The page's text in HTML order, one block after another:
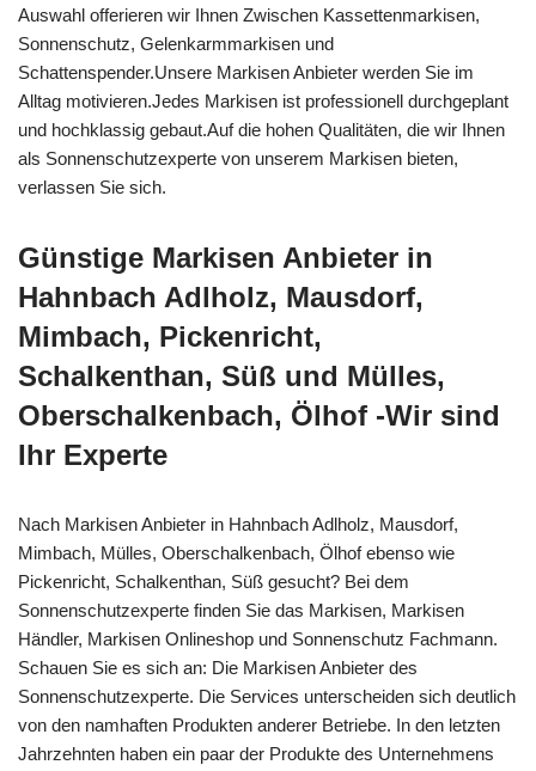
Auswahl offerieren wir Ihnen Zwischen Kassettenmarkisen,
Sonnenschutz, Gelenkarmmarkisen und
Schattenspender.Unsere Markisen Anbieter werden Sie im
Alltag motivieren.Jedes Markisen ist professionell durchgeplant
und hochklassig gebaut.Auf die hohen Qualitäten, die wir Ihnen
als Sonnenschutzexperte von unserem Markisen bieten,
verlassen Sie sich.
Günstige Markisen Anbieter in
Hahnbach Adlholz, Mausdorf,
Mimbach, Pickenricht,
Schalkenthan, Süß und Mülles,
Oberschalkenbach, Ölhof -Wir sind
Ihr Experte
Nach Markisen Anbieter in Hahnbach Adlholz, Mausdorf,
Mimbach, Mülles, Oberschalkenbach, Ölhof ebenso wie
Pickenricht, Schalkenthan, Süß gesucht? Bei dem
Sonnenschutzexperte finden Sie das Markisen, Markisen
Händler, Markisen Onlineshop und Sonnenschutz Fachmann.
Schauen Sie es sich an: Die Markisen Anbieter des
Sonnenschutzexperte. Die Services unterscheiden sich deutlich
von den namhaften Produkten anderer Betriebe. In den letzten
Jahrzehnten haben ein paar der Produkte des Unternehmens